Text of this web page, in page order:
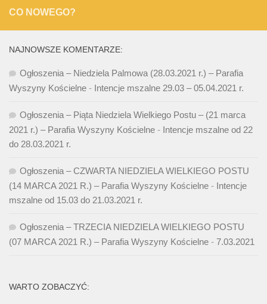
CO NOWEGO?
NAJNOWSZE KOMENTARZE:
Ogłoszenia – Niedziela Palmowa (28.03.2021 r.) – Parafia
Wyszyny Kościelne - Intencje mszalne 29.03 – 05.04.2021 r.
Ogłoszenia – Piąta Niedziela Wielkiego Postu – (21 marca
2021 r.) – Parafia Wyszyny Kościelne - Intencje mszalne od 22
do 28.03.2021 r.
Ogłoszenia – CZWARTA NIEDZIELA WIELKIEGO POSTU
(14 MARCA 2021 R.) – Parafia Wyszyny Kościelne - Intencje
mszalne od 15.03 do 21.03.2021 r.
Ogłoszenia – TRZECIA NIEDZIELA WIELKIEGO POSTU
(07 MARCA 2021 R.) – Parafia Wyszyny Kościelne - 7.03.2021
WARTO ZOBACZYĆ: